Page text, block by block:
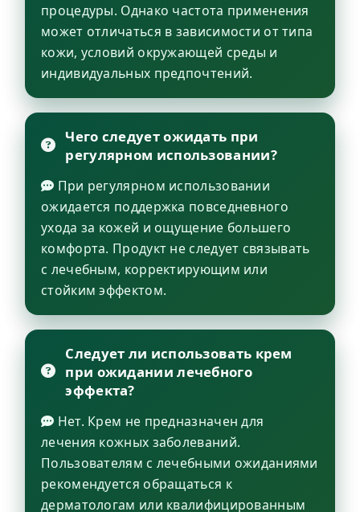
процедуры. Однако частота применения
может отличаться в зависимости от типа
кожи, условий окружающей среды и
индивидуальных предпочтений.
Чего следует ожидать при
регулярном использовании?
При регулярном использовании
ожидается поддержка повседневного
ухода за кожей и ощущение большего
комфорта. Продукт не следует связывать
с лечебным, корректирующим или
стойким эффектом.
Следует ли использовать крем
при ожидании лечебного
эффекта?
Нет. Крем не предназначен для
лечения кожных заболеваний.
Пользователям с лечебными ожиданиями
рекомендуется обращаться к
дерматологам или квалифицированным